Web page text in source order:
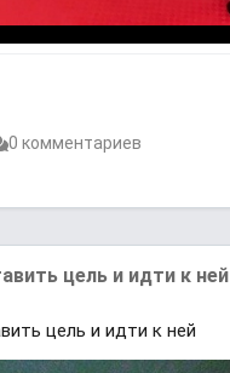
0 комментариев
цель и идти к ней
цель и идти к ней